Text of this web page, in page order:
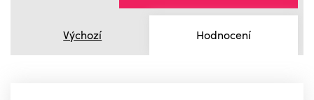
Výchozí Hodnocení